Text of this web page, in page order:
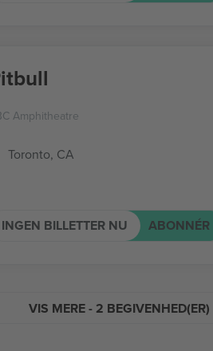
Amphitheatre
Toronto, CA
INGEN BILLETTER NU ABONNÉR
VIS MERE - 2 BEGIVENHED(ER)